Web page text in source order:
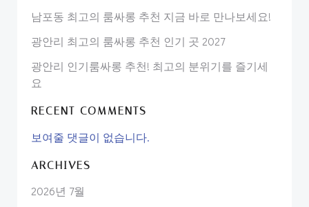
남포동 최고의 룸싸롱 추천 지금 바로 만나보세요!
광안리 최고의 룸싸롱 추천 인기 곳 2027
광안리 인기룸싸롱 추천! 최고의 분위기를 즐기세
요
RECENT COMMENTS
보여줄 댓글이 없습니다.
ARCHIVES
2026년 7월